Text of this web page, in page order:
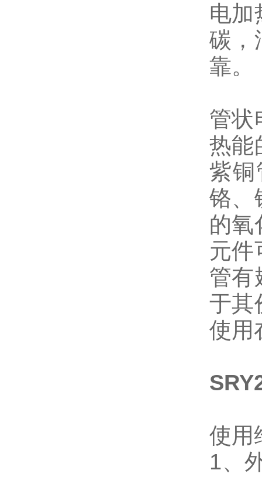
电加
碳，
靠。
管状
热能
紫铜
铬、
的氧
元件
管有
于其
使用
使用
1、